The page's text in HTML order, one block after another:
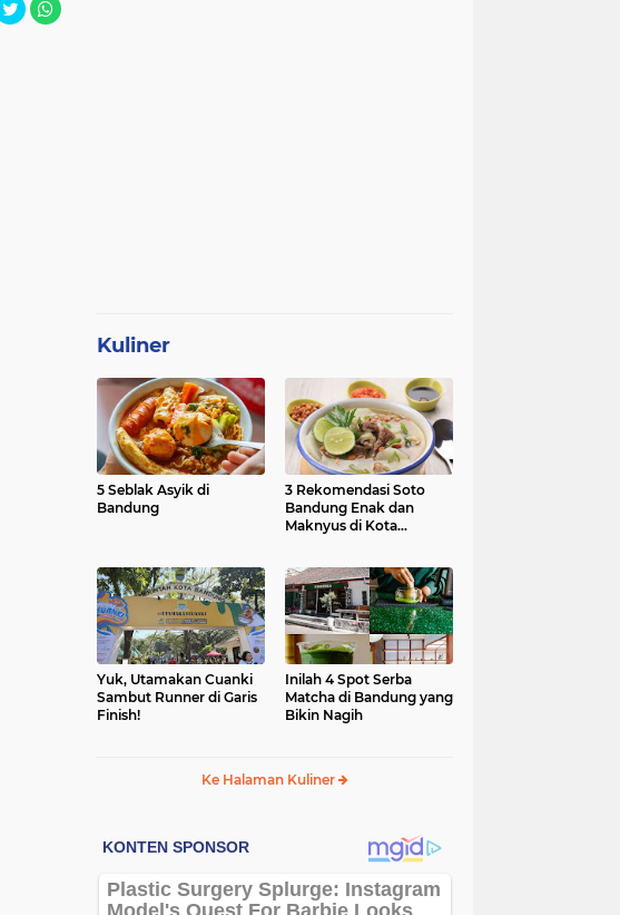
Kuliner
5 Seblak Asyik di
Bandung
3 Rekomendasi Soto
Bandung Enak dan
Maknyus di Kota
Yuk, Utamakan Cuanki
Sambut Runner di Garis
Finish!
Inilah 4 Spot Serba
Matcha di Bandung yang
Bikin Nagih
Ke Halaman Kuliner